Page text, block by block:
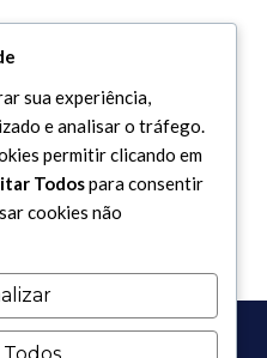
sua experiência,
e analisar o tráfego.
permitir clicando em
Todospara consentir
cookies não